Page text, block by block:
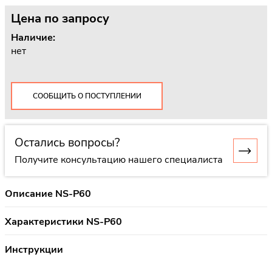
Цена по запросу
Наличие:
нет
СООБЩИТЬ О ПОСТУПЛЕНИИ
Остались вопросы?
Получите консультацию нашего специалиста
Описание NS-P60
Характеристики NS-P60
Инструкции